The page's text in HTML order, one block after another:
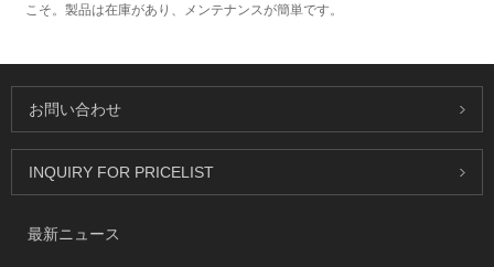
こそ。製品は在庫があり、メンテナンスが簡単です。
お問い合わせ
INQUIRY FOR PRICELIST
最新ニュース